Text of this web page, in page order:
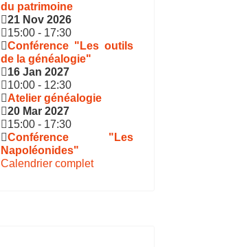
du patrimoine
21 Nov 2026
15:00 - 17:30
Conférence "Les outils
de la généalogie"
16 Jan 2027
10:00 - 12:30
Atelier généalogie
20 Mar 2027
15:00 - 17:30
Conférence "Les
Napoléonides"
Calendrier complet